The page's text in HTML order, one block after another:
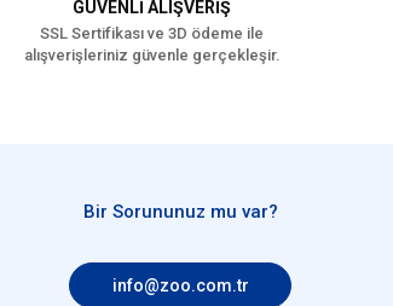
GÜVENLİ ALIŞVERİŞ
SSL Sertifikası ve 3D ödeme ile
alışverişleriniz güvenle gerçekleşir.
Bir Sorununuz mu var?
info@zoo.com.tr